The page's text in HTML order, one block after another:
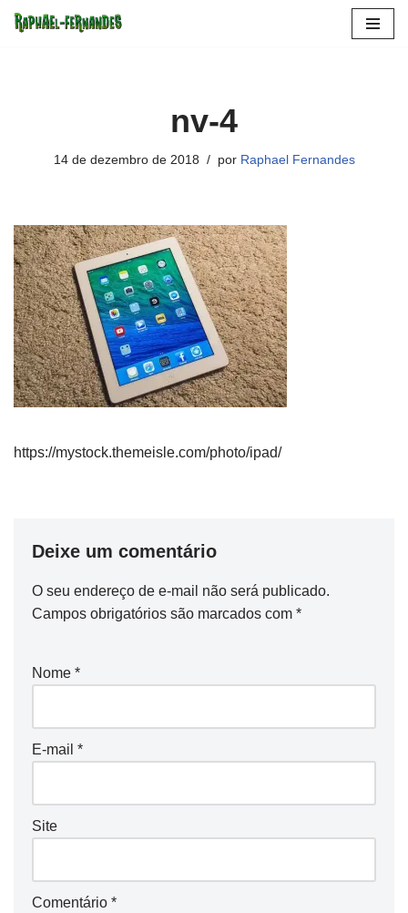
nv-4
14 de dezembro de 2018 por Raphael Fernandes
https://mystock.themeisle.com/photo/ipad/
Deixe um comentário
O seu endereço de e-mail não será publicado.
Campos obrigatórios são marcados com *
Nome *
E-mail *
Site
Comentário *